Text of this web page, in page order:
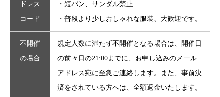
ドレス
コード
・短パン、サンダル禁止
・普段より少しおしゃれな服装、大歓迎です。
不開催
の場合
規定人数に満たず不開催となる場合は、開催日
の前々日の21:00までに、お申し込みのメール
アドレス宛に至急ご連絡します。また、事前決
済をされている方へは、全額返金いたします。